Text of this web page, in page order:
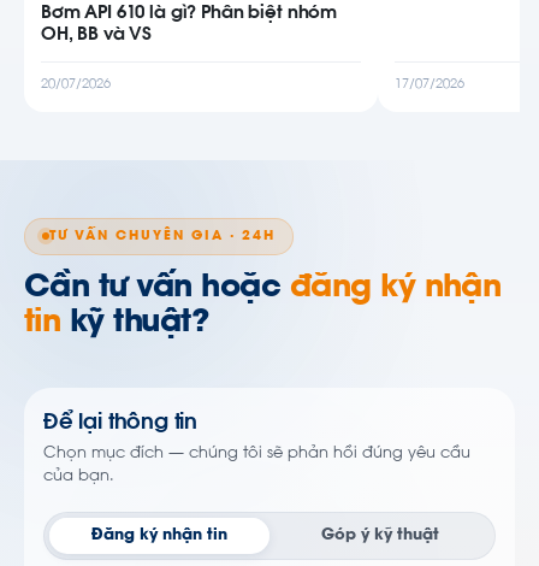
Bơm API 610 là gì? Phân biệt nhóm
OH, BB và VS
20/07/2026 17/07/2026
TƯ VẤN CHUYÊN GIA · 24H
Cần tư vấn hoặc đăng ký nhận
tin kỹ thuật?
Để lại thông tin
Chọn mục đích — chúng tôi sẽ phản hồi đúng yêu cầu
của bạn.
Đăng ký nhận tin Góp ý kỹ thuật